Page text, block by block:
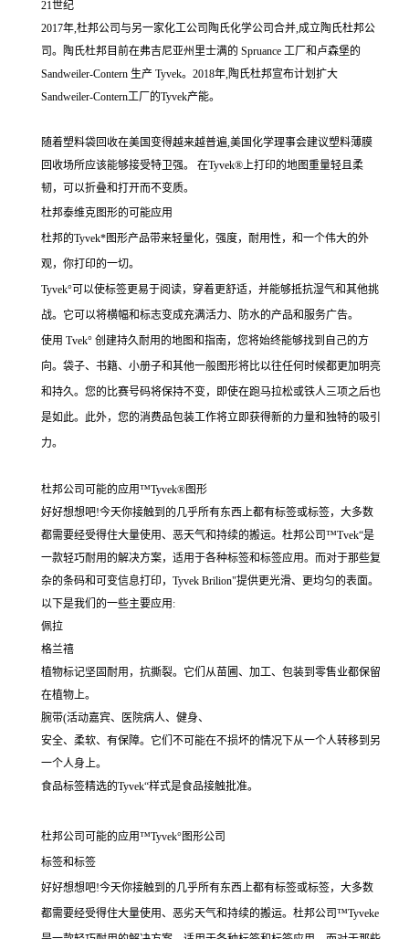
21世纪
2017年,杜邦公司与另一家化工公司陶氏化学公司合并,成立陶氏杜邦公
司。陶氏杜邦目前在弗吉尼亚州里士满的 Spruance 工厂和卢森堡的
Sandweiler-Contern 生产 Tyvek。2018年,陶氏杜邦宣布计划扩大
Sandweiler-Contern工厂的Tyvek产能。
随着塑料袋回收在美国变得越来越普遍,美国化学理事会建议塑料薄膜
回收场所应该能够接受特卫强。 在Tyvek®上打印的地图重量轻且柔
韧，可以折叠和打开而不变质。
杜邦泰维克图形的可能应用
杜邦的Tyvek*图形产品带来轻量化，强度，耐用性，和一个伟大的外
观，你打印的一切。
Tyvek°可以使标签更易于阅读，穿着更舒适，并能够抵抗湿气和其他挑
战。它可以将横幅和标志变成充满活力、防水的产品和服务广告。
使用 Tvek° 创建持久耐用的地图和指南，您将始终能够找到自己的方
向。袋子、书籍、小册子和其他一般图形将比以往任何时候都更加明亮
和持久。您的比赛号码将保持不变，即使在跑马拉松或铁人三项之后也
是如此。此外，您的消费品包装工作将立即获得新的力量和独特的吸引
力。
杜邦公司可能的应用™Tyvek®图形
好好想想吧!今天你接触到的几乎所有东西上都有标签或标签，大多数
都需要经受得住大量使用、恶天气和持续的搬运。杜邦公司™Tvek“是
一款轻巧耐用的解决方案，适用于各种标签和标签应用。而对于那些复
杂的条码和可变信息打印，Tyvek Brilion"提供更光滑、更均匀的表面。
以下是我们的一些主要应用:
佩拉
格兰禧
植物标记坚固耐用，抗撕裂。它们从苗圃、加工、包装到零售业都保留
在植物上。
腕带(活动嘉宾、医院病人、健身、
安全、柔软、有保障。它们不可能在不损坏的情况下从一个人转移到另
一个人身上。
食品标签精选的Tyvek“样式是食品接触批准。
杜邦公司可能的应用™Tyvek°图形公司
标签和标签
好好想想吧!今天你接触到的几乎所有东西上都有标签或标签，大多数
都需要经受得住大量使用、恶劣天气和持续的搬运。杜邦公司™Tyveke